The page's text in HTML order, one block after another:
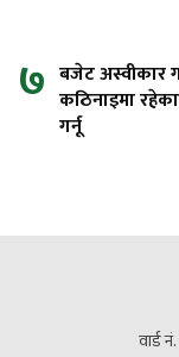
७ बजेट अस्वीकार
कठिनाइमा
गर्नू
वार्ड